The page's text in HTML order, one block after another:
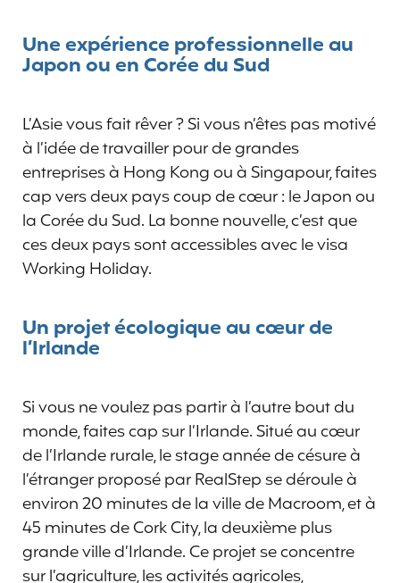
Une expérience professionnelle au
Japon ou en Corée du Sud
L’Asie vous fait rêver ? Si vous n’êtes pas motivé
à l’idée de travailler pour de grandes
entreprises à Hong Kong ou à Singapour, faites
cap vers deux pays coup de cœur : le Japon ou
la Corée du Sud. La bonne nouvelle, c’est que
ces deux pays sont accessibles avec le visa
Working Holiday.
Un projet écologique au cœur de
l’Irlande
Si vous ne voulez pas partir à l’autre bout du
monde, faites cap sur l’Irlande. Situé au cœur
de l’Irlande rurale, le stage année de césure à
l’étranger proposé par RealStep se déroule à
environ 20 minutes de la ville de Macroom, et à
45 minutes de Cork City, la deuxième plus
grande ville d’Irlande. Ce projet se concentre
sur l’agriculture, les activités agricoles,